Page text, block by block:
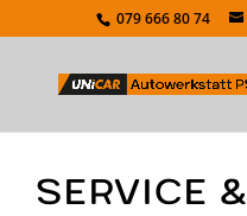
079 666 80 74
SERVICE &